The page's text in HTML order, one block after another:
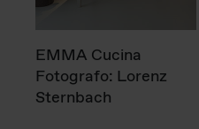
EMMA Cucina
Fotografo: Lorenz
Sternbach